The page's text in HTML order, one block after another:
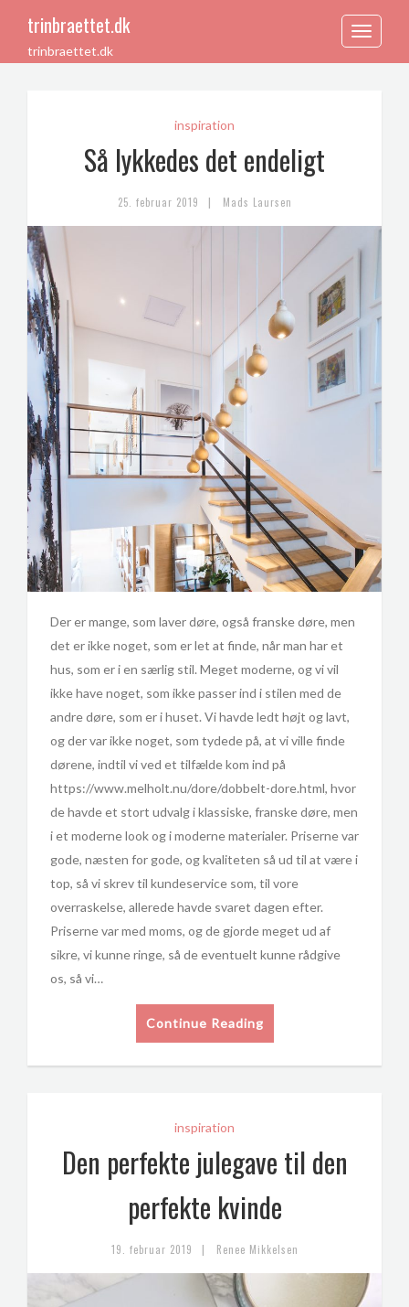
trinbraettet.dk
trinbraettet.dk
Toggle
navigation
inspiration
Så lykkedes det endeligt
25. februar 2019 | Mads Laursen
Der er mange, som laver døre, også franske døre, men
det er ikke noget, som er let at finde, når man har et
hus, som er i en særlig stil. Meget moderne, og vi vil
ikke have noget, som ikke passer ind i stilen med de
andre døre, som er i huset. Vi havde ledt højt og lavt,
og der var ikke noget, som tydede på, at vi ville finde
dørene, indtil vi ved et tilfælde kom ind på
https://www.melholt.nu/dore/dobbelt-dore.html, hvor
de havde et stort udvalg i klassiske, franske døre, men
i et moderne look og i moderne materialer. Priserne var
gode, næsten for gode, og kvaliteten så ud til at være i
top, så vi skrev til kundeservice som, til vore
overraskelse, allerede havde svaret dagen efter.
Priserne var med moms, og de gjorde meget ud af
sikre, vi kunne ringe, så de eventuelt kunne rådgive
os, så vi…
Continue Reading
inspiration
Den perfekte julegave til den
perfekte kvinde
19. februar 2019 | Renee Mikkelsen